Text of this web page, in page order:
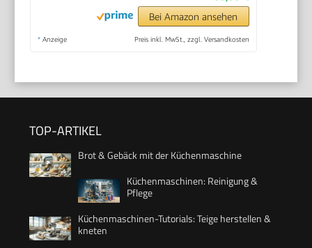
Bei Amazon ansehen
* Anzeige Preis inkl. MwSt., zzgl. Versandkosten
TOP-ARTIKEL
Brot & Gebäck mit der Küchenmaschine
Küchenmaschinen: Reinigung &
Pflege
Küchenmaschinen-Tutorials: Teige herstellen &
kneten